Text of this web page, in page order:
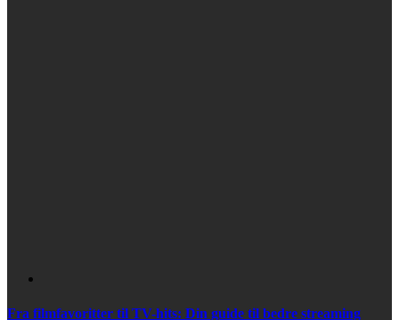
Fra filmfavoritter til TV-hits: Din guide til bedre streaming